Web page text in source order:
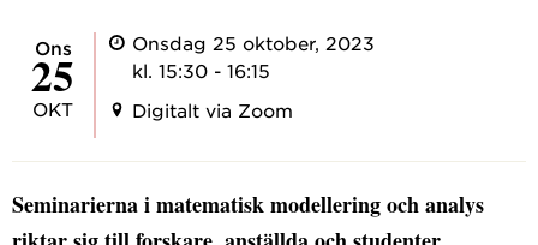
ons
25
OKT
Onsdag 25 oktober, 2023
kl. 15:30 - 16:15
Digitalt via Zoom
Seminarierna i matematisk modellering och analys